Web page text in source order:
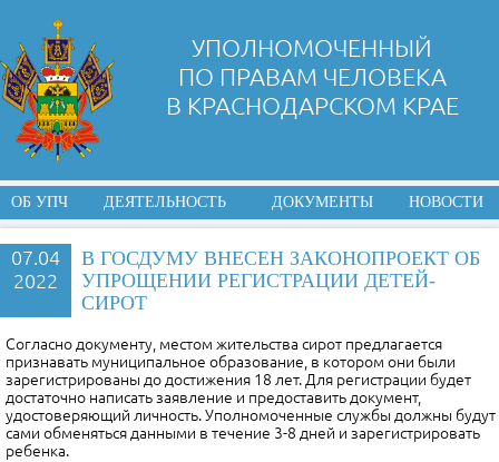
УПОЛНОМОЧЕННЫЙ
ПО ПРАВАМ ЧЕЛОВЕКА
В КРАСНОДАРСКОМ КРАЕ
ОБ УПЧ ДЕЯТЕЛЬНОСТЬ ДОКУМЕНТЫ НОВОСТИ
07.04
2022
В ГОСДУМУ ВНЕСЕН ЗАКОНОПРОЕКТ ОБ
УПРОЩЕНИИ РЕГИСТРАЦИИ ДЕТЕЙ-
СИРОТ
Согласно документу, местом жительства сирот предлагается
признавать муниципальное образование, в котором они были
зарегистрированы до достижения 18 лет. Для регистрации будет
достаточно написать заявление и предоставить документ,
удостоверяющий личность. Уполномоченные службы должны будут
сами обменяться данными в течение 3-8 дней и зарегистрировать
ребенка.